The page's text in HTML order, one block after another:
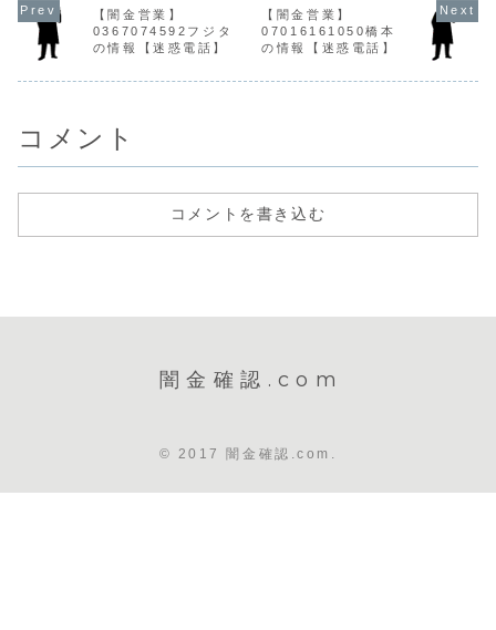
消費者金融サイト
は闇金サイトで
す。企業情報がな
く、住所はデタラ
金業登録番号も
登録もなく、信用
情報がありませ
ん。取り立て時は
攻撃的な言葉遣い
を始めます。非常
ます。最初はおだ
やかで都合良い言
葉使い、融資営業
をしてきます。し
済させない型の闇
信用情報が
せん。取り
は攻撃的な
いになり、
せを始めま
常に悪質な
【闇金営業】
0367074592フジタ
の情報【迷惑電話】
【闇金営業】
07016161050橋本
の情報【迷惑電話】
コメント
コメントを書き込む
闇金確認.com
© 2017 闇金確認.com.